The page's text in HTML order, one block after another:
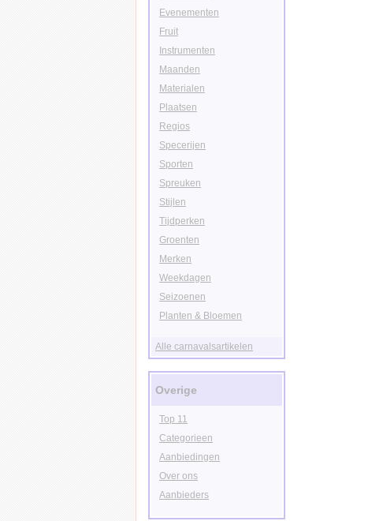
Evenementen
Fruit
Instrumenten
Maanden
Materialen
Plaatsen
Regios
Specerijen
Sporten
Spreuken
Stijlen
Tijdperken
Groenten
Merken
Weekdagen
Seizoenen
Planten & Bloemen
Alle carnavalsartikelen
Overige
Top 11
Categorieen
Aanbiedingen
Over ons
Aanbieders